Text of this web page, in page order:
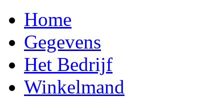
Home
Gegevens
Het Bedrijf
Winkelmand